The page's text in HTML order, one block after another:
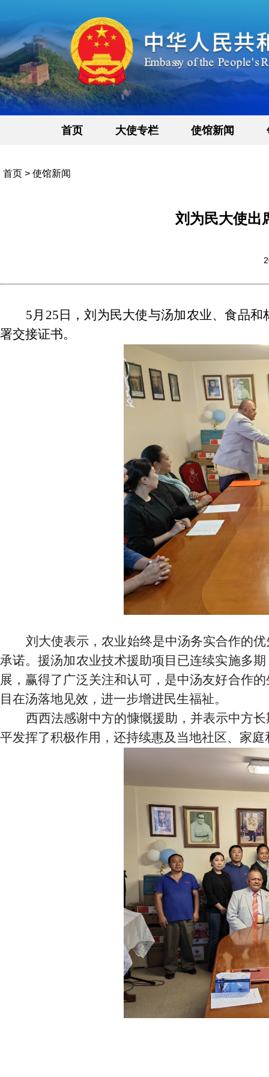
首页 大使专栏 使馆新闻
首页 > 使馆新闻
刘为民大使出
5月25日，刘为民大使与汤加农业、食品
署交接证书。
刘大使表示，农业始终是中汤务实合作的
承诺。援汤加农业技术援助项目已连续实施多
展，赢得了广泛关注和认可，是中汤友好合作
目在汤落地见效，进一步增进民生福祉。
西西法感谢中方的慷慨援助，并表示中方
平发挥了积极作用，还持续惠及当地社区、家